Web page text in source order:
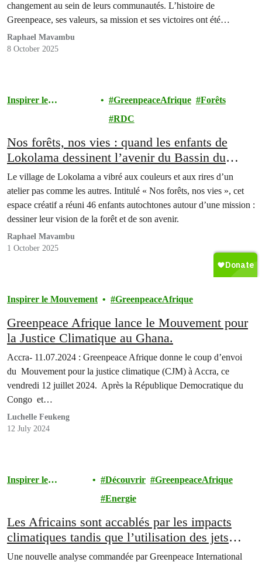
changement au sein de leurs communautés. L’histoire de
Greenpeace, ses valeurs, sa mission et ses victoires ont été
partagées avec enthousiasme par les volontaires présents.
Raphael Mavambu
8 October 2025
Inspirer le
GreenpeaceAfrique
Forêts
RDC
Nos forêts, nos vies : quand les enfants de
Lokolama dessinent l’avenir du Bassin du
Congo
Le village de Lokolama a vibré aux couleurs et aux rires d’un
atelier pas comme les autres. Intitulé « Nos forêts, nos vies », cet
espace créatif a réuni 46 enfants autochtones autour d’une mission :
dessiner leur vision de la forêt et de son avenir.
Raphael Mavambu
1 October 2025
Inspirer le Mouvement GreenpeaceAfrique
Greenpeace Afrique lance le Mouvement pour
la Justice Climatique au Ghana.
Accra- 11.07.2024 : Greenpeace Afrique donne le coup d’envoi
du Mouvement pour la justice climatique (CJM) à Accra, ce
vendredi 12 juillet 2024. Après la République Democratique du
Congo et…
Luchelle Feukeng
12 July 2024
Inspirer le
Découvrir
GreenpeaceAfrique
Energie
Les Africains sont accablés par les impacts
climatiques tandis que l’utilisation des jets
privés pour Davos s’accroît
Une nouvelle analyse commandée par Greenpeace International